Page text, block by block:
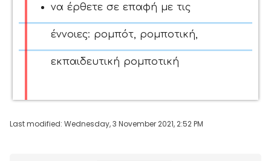
να έρθετε σε επαφή με τις
έννοιες: ρομπότ, ρομποτική,
εκπαιδευτική ρομποτική
Last modified: Wednesday, 3 November 2021, 2:52 PM